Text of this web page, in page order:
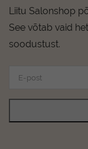
Liitu Salonshop
See võtab vaid
soodustust.